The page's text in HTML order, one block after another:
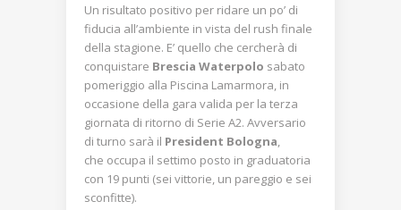
Un risultato positivo per ridare un po’ di
fiducia all’ambiente in vista del rush finale
della stagione. E’ quello che cercherà di
conquistare Brescia Waterpolo sabato
pomeriggio alla Piscina Lamarmora, in
occasione della gara valida per la terza
giornata di ritorno di Serie A2. Avversario
di turno sarà il President Bologna
che occupa il settimo posto in graduatoria
con 19 punti (sei vittorie, un pareggio e sei
sconfitte).